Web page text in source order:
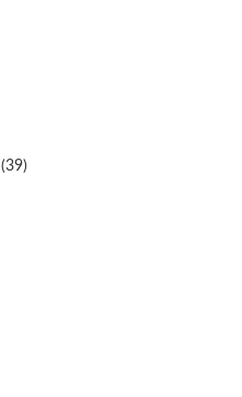
(39)